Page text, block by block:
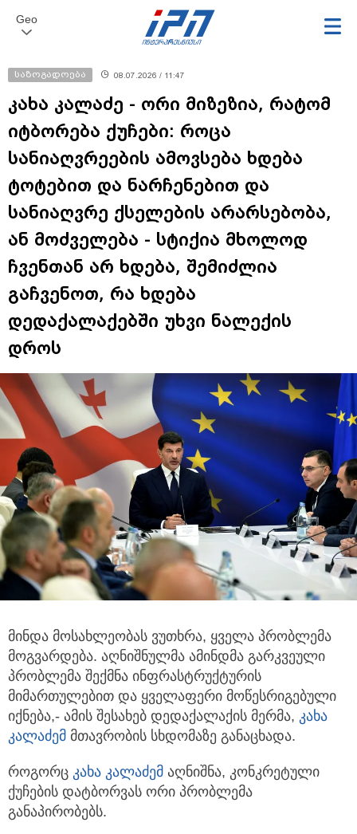
Geo
საზოგადოება 08.07.2026 / 11:47
კახა კალაძე - ორი მიზეზია, რატომ
იტბორება ქუჩები: როცა
სანიაღვრეების ამოვსება ხდება
ტოტებით და ნარჩენებით და
სანიაღვრე ქსელების არარსებობა,
ან მოძველება - სტიქია მხოლოდ
ჩვენთან არ ხდება, შემიძლია
გაჩვენოთ, რა ხდება
დედაქალაქებში უხვი ნალექის
დროს
მინდა მოსახლეობას ვუთხრა, ყველა პრობლემა
მოგვარდება. აღნიშნულმა ამინდმა გარკვეული
პრობლემა შექმნა ინფრასტრუქტურის
მიმართულებით და ყველაფერი მოწესრიგებული
იქნება,- ამის შესახებ დედაქალაქის მერმა, კახა
კალაძემ მთავრობის სხდომაზე განაცხადა.
როგორც კახა კალაძემ აღნიშნა, კონკრეტული
ქუჩების დატბორვას ორი პრობლემა
განაპირობებს.